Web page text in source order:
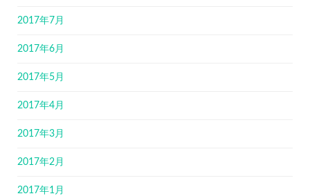
2017年7月
2017年6月
2017年5月
2017年4月
2017年3月
2017年2月
2017年1月